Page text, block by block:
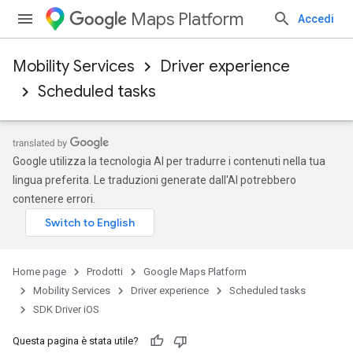
Maps Platform Accedi
Mobility Services
Driver experience
Scheduled tasks
Google utilizza la tecnologia AI per tradurre i contenuti nella tua
lingua preferita. Le traduzioni generate dall'AI potrebbero
contenere errori.
Home page Prodotti
Google Maps Platform
Mobility Services
Driver experience
Scheduled tasks
SDK Driver iOS
Questa pagina è stata utile?